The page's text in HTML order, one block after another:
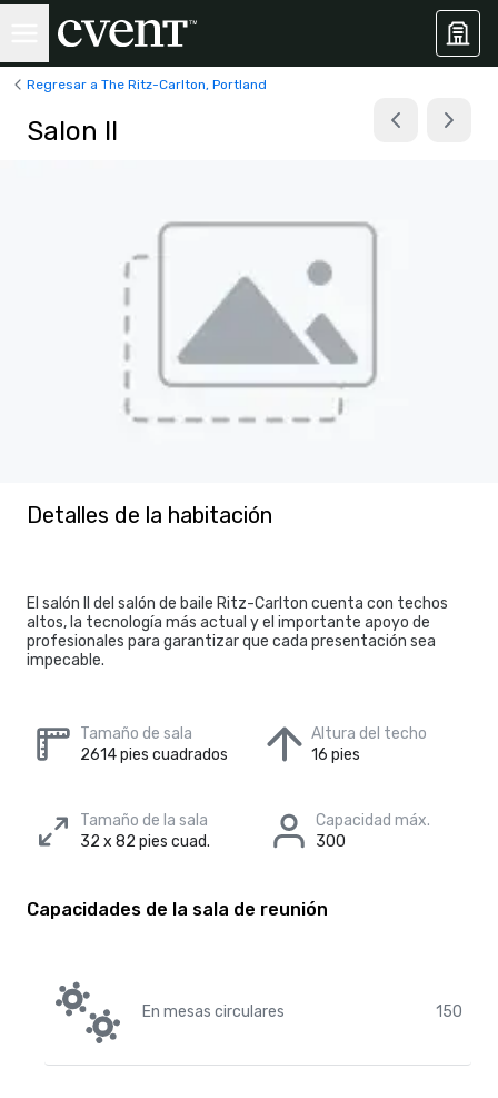
Regresar a The Ritz-Carlton, Portland
Salon II
Detalles de la habitación
El salón II del salón de baile Ritz-Carlton cuenta con techos
altos, la tecnología más actual y el importante apoyo de
profesionales para garantizar que cada presentación sea
impecable.
Tamaño de sala
2614 pies cuadrados
Altura del techo
16 pies
Tamaño de la sala
32 x 82 pies cuad.
Capacidad máx.
300
Capacidades de la sala de reunión
En mesas circulares 150